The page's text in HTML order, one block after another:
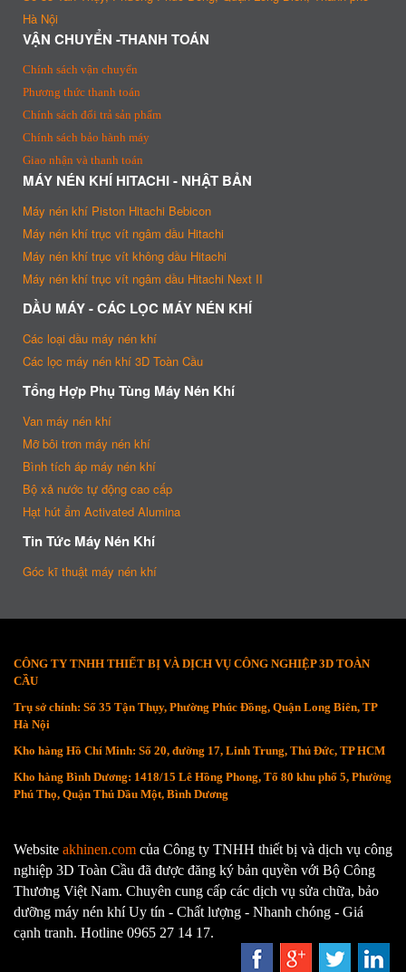
Hà Nội
VẬN CHUYỂN -THANH TOÁN
Chính sách vận chuyển
Phương thức thanh toán
Chính sách đổi trả sản phẩm
Chính sách bảo hành máy
Giao nhận và thanh toán
MÁY NÉN KHÍ HITACHI - NHẬT BẢN
Máy nén khí Piston Hitachi Bebicon
Máy nén khí trục vít ngâm dầu Hitachi
Máy nén khí trục vít không dầu Hitachi
Máy nén khí trục vít ngâm dầu Hitachi Next II
DẦU MÁY - CÁC LỌC MÁY NÉN KHÍ
Các loại dầu máy nén khí
Các lọc máy nén khí 3D Toàn Cầu
Tổng Hợp Phụ Tùng Máy Nén Khí
Van máy nén khí
Mỡ bôi trơn máy nén khí
Bình tích áp máy nén khí
Bộ xả nước tự động cao cấp
Hạt hút ẩm Activated Alumina
Tin Tức Máy Nén Khí
Góc kĩ thuật máy nén khí
CÔNG TY TNHH THIẾT BỊ VÀ DỊCH VỤ CÔNG NGHIỆP 3D TOÀN
CẦU
Trụ sở chính: Số 35 Tận Thụy, Phường Phúc Đồng, Quận Long Biên, TP
Hà Nội
Kho hàng Hồ Chí Minh: Số 20, đường 17, Linh Trung, Thủ Đức, TP HCM
Kho hàng Bình Dương: 1418/15 Lê Hồng Phong, Tổ 80 khu phố 5, Phường
Phú Thọ, Quận Thủ Dầu Một, Bình Dương
Website akhinen.com của Công ty TNHH thiết bị và dịch vụ công
nghiệp 3D Toàn Cầu đã được đăng ký bản quyền với Bộ Công
Thương Việt Nam. Chuyên cung cấp các dịch vụ sửa chữa, bảo
dưỡng máy nén khí Uy tín - Chất lượng - Nhanh chóng - Giá
cạnh tranh. Hotline 0965 27 14 17.